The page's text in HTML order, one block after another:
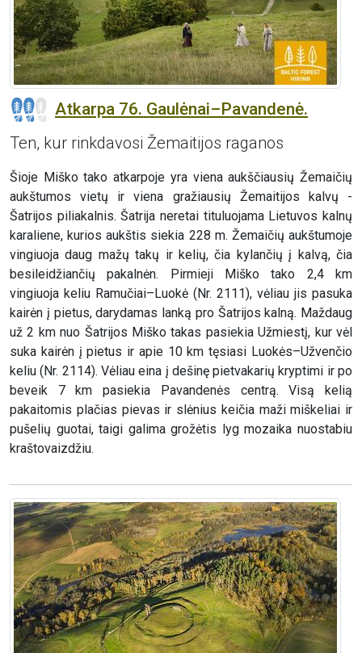
Atkarpa 76. Gaulėnai–Pavandenė.
Ten, kur rinkdavosi Žemaitijos raganos
Šioje Miško tako atkarpoje yra viena aukščiausių Žemaičių
aukštumos vietų ir viena gražiausių Žemaitijos kalvų -
Šatrijos piliakalnis. Šatrija neretai tituluojama Lietuvos kalnų
karaliene, kurios aukštis siekia 228 m. Žemaičių aukštumoje
vingiuoja daug mažų takų ir kelių, čia kylančių į kalvą, čia
besileidžiančių pakalnėn. Pirmieji Miško tako 2,4 km
vingiuoja keliu Ramučiai–Luokė (Nr. 2111), vėliau jis pasuka
kairėn į pietus, darydamas lanką pro Šatrijos kalną. Maždaug
už 2 km nuo Šatrijos Miško takas pasiekia Užmiestį, kur vėl
suka kairėn į pietus ir apie 10 km tęsiasi Luokės–Užvenčio
keliu (Nr. 2114). Vėliau eina į dešinę pietvakarių kryptimi ir po
beveik 7 km pasiekia Pavandenės centrą. Visą kelią
pakaitomis plačias pievas ir slėnius keičia maži miškeliai ir
pušelių guotai, taigi galima grožėtis lyg mozaika nuostabiu
kraštovaizdžiu.